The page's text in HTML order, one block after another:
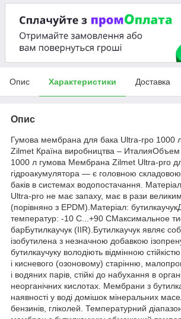
Опис Характеристики Доставка
Опис
Гумова мембрана для бака Ultra-rpo 1000
Zilmet Країна виробництва – ИталияОбъем
1000 л гумова Мембрана Zilmet Ultra-pro
гідроакумулятора ― є головною
баків в системах водопостачання.
Ultra-pro не має запаху, має в рази
(порівняно з EPDM).Матеріал:
температур: -10 С...+90 СМаксимальное
барБутилкаучук (IIR).Бутилкаучук являє
ізобутилена з незначною добавкою
бутилкаучуку володіють відмінною
і кисневого (озоновому) старінню,
і водяних парів, стійкі до набухання в
неорганічних кислотах. Мембрани з
наявності у воді домішок мінеральних
бензинів, гліколей. Температурний